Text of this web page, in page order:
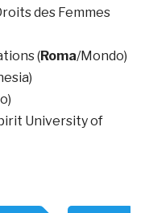
des Femmes
(Roma/Mondo)
University of